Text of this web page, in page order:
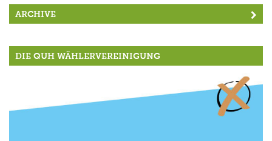
ARCHIVE
DIE QUH WÄHLERVEREINIGUNG